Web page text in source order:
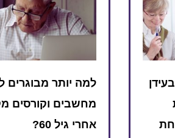
למה יותר מבוגרים
מחשבים וקורסים
אחרי גיל 60?